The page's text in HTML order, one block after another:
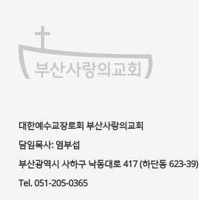
대한예수교장로회 부산사랑의교회
담임목사: 염부섭
부산광역시 사하구 낙동대로 417 (하단동 623-39)
Tel. 051-205-0365